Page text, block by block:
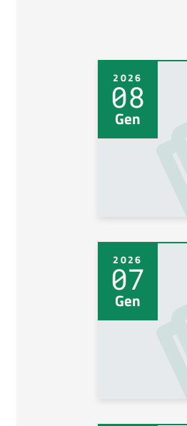
2026
08
Gen
2026
07
Gen